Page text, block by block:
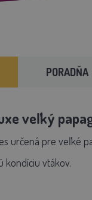
PORADŇA
veľký
určená pre veľké
kondíciu vtákov.